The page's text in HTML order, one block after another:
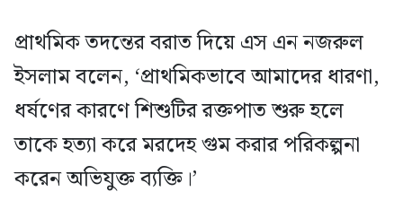
প্রাথমিক তদন্তের বরাত দিয়ে এস এন নজরুল
ইসলাম বলেন, ‘প্রাথমিকভাবে আমাদের ধারণা,
ধর্ষণের কারণে শিশুটির রক্তপাত শুরু হলে
তাকে হত্যা করে মরদেহ গুম করার পরিকল্পনা
করেন অভিযুক্ত ব্যক্তি।’